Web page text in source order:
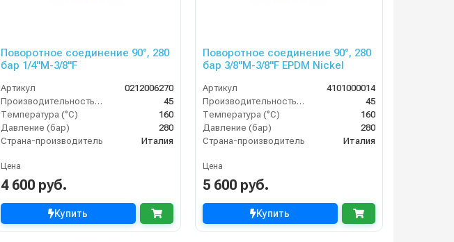
Поворотное соединение 90°, 280
бар 1/4"M-3/8"F
Артикул
0212006270
Производительность (л/мин)
45
Температура (°C)
160
Давление (бар)
280
Страна-производитель
Италия
Цена
4 600 руб.
Купить
Поворотное соединение 90°, 280
бар 3/8"M-3/8"F EPDM Nickel
Артикул
4101000014
Производительность (л/мин)
45
Температура (°C)
160
Давление (бар)
280
Страна-производитель
Италия
Цена
5 600 руб.
Купить